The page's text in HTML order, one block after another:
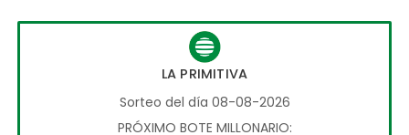
LA PRIMITIVA
Sorteo del día 08-08-2026
PRÓXIMO BOTE MILLONARIO: